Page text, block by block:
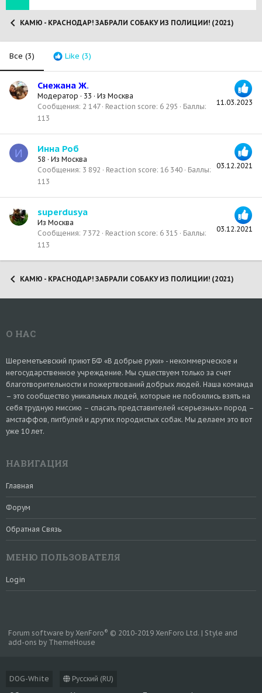
КАМЮ - КРАСНОДАР! ЗАБРАЛИ СОБАКУ ИЗ ПОЛИЦИИ! (2021)
Все (3) Like (3)
11.03.2023
Снежана Ж.
Модератор · 33 · Из Москва
Сообщения 2 147 Reaction score 6 295
Баллы
113
И
03.12.2021
Инна Роб
58 · Из Москва
Сообщения 3 892 Reaction score 16 340
Баллы
113
03.12.2021
superdusya
Из Москва
Сообщения 7 372 Reaction score 6 315
Баллы
113
КАМЮ - КРАСНОДАР! ЗАБРАЛИ СОБАКУ ИЗ ПОЛИЦИИ! (2021)
О НАС
Шереметьевский приют БФ «В добрые руки» - некоммерческое и
негосударственное учреждение. Мы существуем только за счет
благотворительности и пожертвований добрых людей. Наша команда
– это сообщество уникальных людей, которые не побоялись взять на
себя трудную миссию – спасать представителей «серьезных» пород –
амстаффов, питбулей и других породистых собак. Мы делаем это вот
уже 10 лет.
НАВИГАЦИЯ
Главная
Форум
Обратная Связь
МЕНЮ ПОЛЬЗОВАТЕЛЯ
Login
DOG-White
Русский (RU)
Forum software by XenForo® © 2010-2019 XenForo Ltd. | Style and
add-ons by ThemeHouse